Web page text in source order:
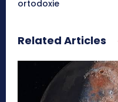
ortodoxie
Related Articles